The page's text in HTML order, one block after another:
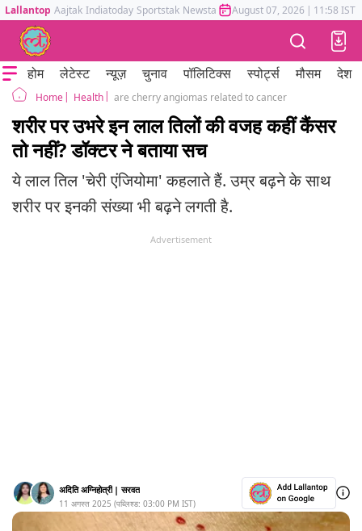
Lallantop Aajtak Indiatoday Sportstak Newstak Mumbai Tak Astrotak
August 07, 2026 | 11:58 IST
होम लेटेस्ट न्यूज़ चुनाव पॉलिटिक्स स्पोर्ट्स मौसम देश
Home Health are cherry angiomas related to cancer
शरीर पर उभरे इन लाल तिलों की वजह कहीं कैंसर
तो नहीं? डॉक्टर ने बताया सच
ये लाल तिल 'चेरी एंजियोमा' कहलाते हैं. उम्र बढ़ने के साथ
शरीर पर इनकी संख्या भी बढ़ने लगती है.
Advertisement
अदिति अग्निहोत्री | सरवत
11 अगस्त 2025 (पब्लिश्ड: 03:00 PM IST)